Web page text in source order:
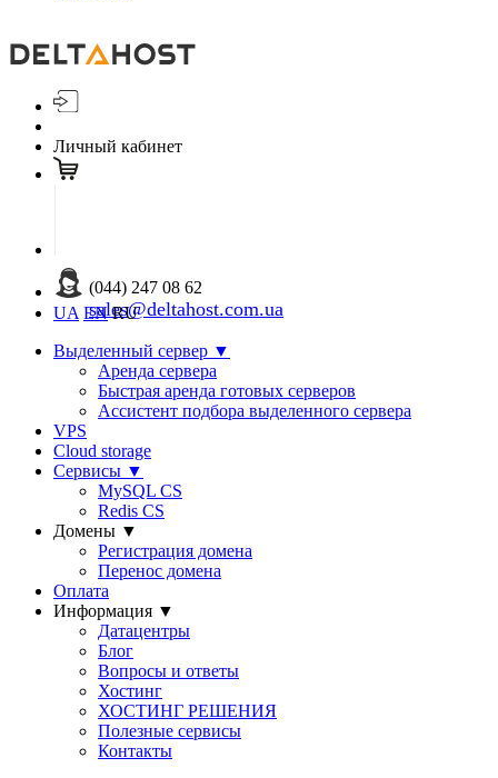
Личный кабинет
(044) 247 08 62
sales@deltahost.com.ua
UA EN RU
Выделенный сервер ▼
Аренда сервера
Быстрая аренда готовых серверов
Ассистент подбора выделенного сервера
VPS
Cloud storage
Сервисы ▼
MySQL CS
Redis CS
Домены ▼
Регистрация домена
Перенос домена
Оплата
Информация ▼
Датацентры
Блог
Вопросы и ответы
Хостинг
ХОСТИНГ РЕШЕНИЯ
Полезные сервисы
Контакты